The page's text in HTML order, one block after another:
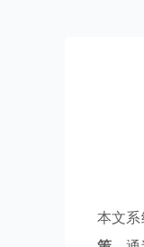
本文